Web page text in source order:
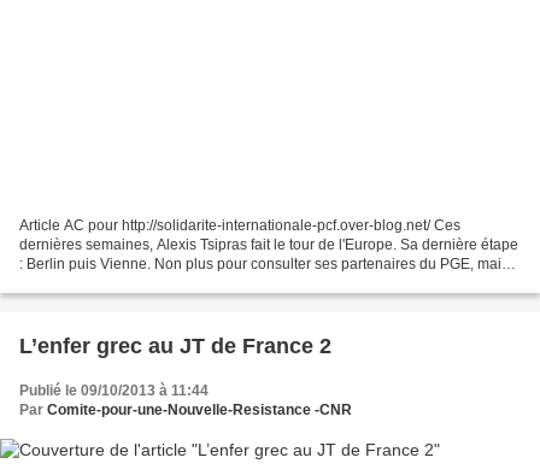
Article AC pour http://solidarite-internationale-pcf.over-blog.net/ Ces
dernières semaines, Alexis Tsipras fait le tour de l'Europe. Sa dernière étape
: Berlin puis Vienne. Non plus pour consulter ses partenaires du PGE, mais
L’enfer grec au JT de France 2
Publié le 09/10/2013 à 11:44
Par Comite-pour-une-Nouvelle-Resistance -CNR